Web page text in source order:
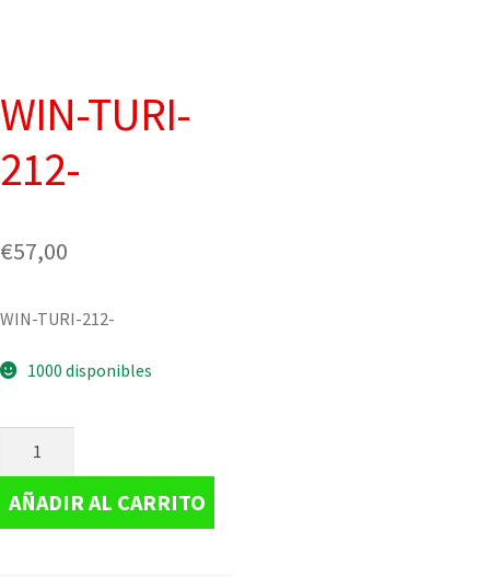
WIN-TURI-
212-
€57,00
WIN-TURI-212-
1000 disponibles
AÑADIR AL CARRITO